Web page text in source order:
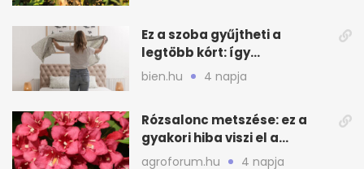
Ez a szoba gyűjtheti a
legtöbb kórt: így
mélytisztítsd otthon
bien.hu 4 napja
Rózsalonc metszése: ez a
gyakori hiba viszi el a
virágzást
agroforum.hu 4 napja